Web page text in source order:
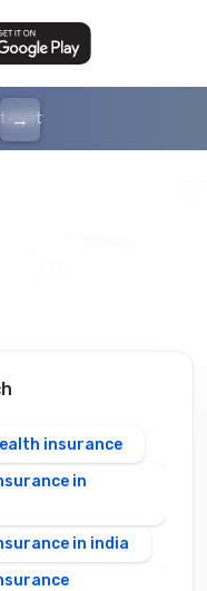
→
insurance
in
in india